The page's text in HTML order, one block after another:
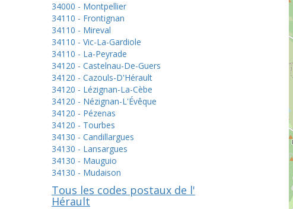
34000 - Montpellier
34110 - Frontignan
34110 - Mireval
34110 - Vic-La-Gardiole
34110 - La-Peyrade
34120 - Castelnau-De-Guers
34120 - Cazouls-D'Hérault
34120 - Lézignan-La-Cèbe
34120 - Nézignan-L'Évêque
34120 - Pézenas
34120 - Tourbes
34130 - Candillargues
34130 - Lansargues
34130 - Mauguio
34130 - Mudaison
Tous les codes postaux de l'
Hérault